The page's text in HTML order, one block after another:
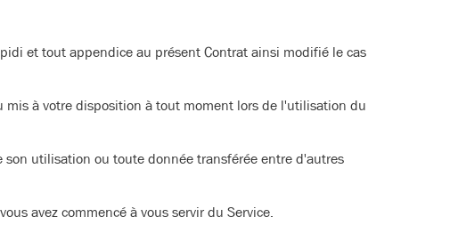
et tout appendice au présent Contrat ainsi modifié le cas
à votre disposition à tout moment lors de l'utilisation du
utilisation ou toute donnée transférée entre d'autres
avez commencé à vous servir du Service.